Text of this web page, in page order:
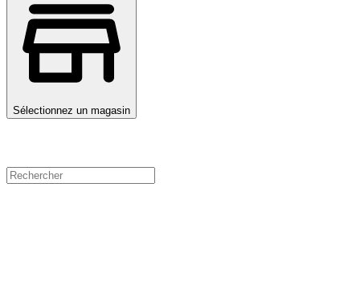
Sélectionnez un magasin